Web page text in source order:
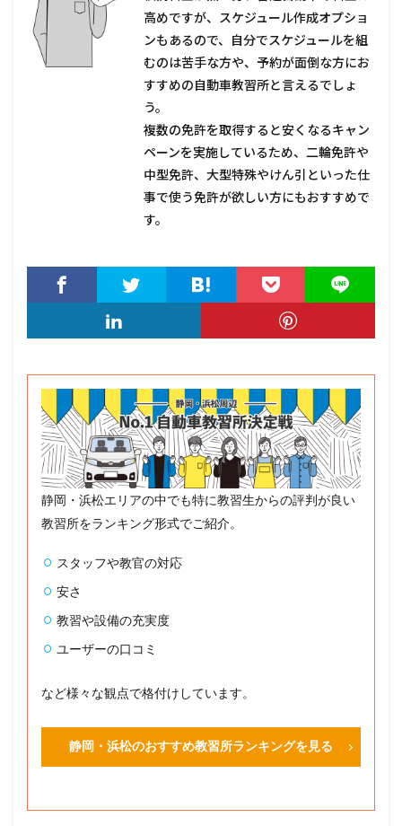
高めですが、スケジュール作成オプショ
ンもあるので、自分でスケジュールを組
むのは苦手な方や、予約が面倒な方にお
すすめの自動車教習所と言えるでしょ
う。
複数の免許を取得すると安くなるキャン
ペーンを実施しているため、二輪免許や
中型免許、大型特殊やけん引といった仕
事で使う免許が欲しい方にもおすすめで
す。
静岡・浜松エリアの中でも特に教習生からの評判が良い
教習所をランキング形式でご紹介。
スタッフや教官の対応
安さ
教習や設備の充実度
ユーザーの口コミ
など様々な観点で格付けしています。
静岡・浜松のおすすめ教習所ランキングを見る